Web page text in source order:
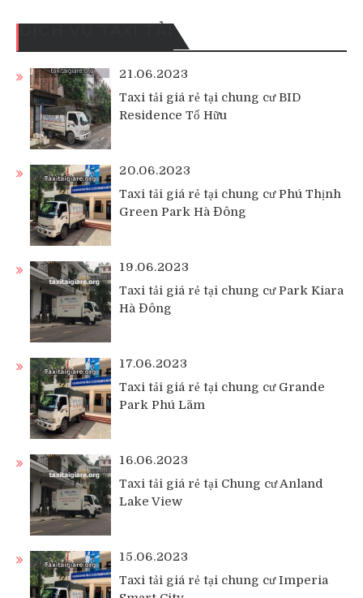
21.06.2023
Taxi tải giá rẻ tại chung cư BID
Residence Tố Hữu
20.06.2023
Taxi tải giá rẻ tại chung cư Phú Thịnh
Green Park Hà Đông
19.06.2023
Taxi tải giá rẻ tại chung cư Park Kiara
Hà Đông
17.06.2023
Taxi tải giá rẻ tại chung cư Grande
Park Phú Lãm
16.06.2023
Taxi tải giá rẻ tại Chung cư Anland
Lake View
15.06.2023
Taxi tải giá rẻ tại chung cư Imperia